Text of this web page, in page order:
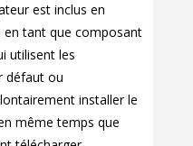
est inclus en
en tant que composant
utilisent les
défaut ou
installer le
même temps que